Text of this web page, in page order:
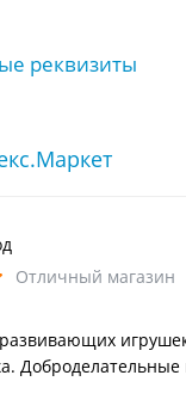
реквизиты
Отличный магазин